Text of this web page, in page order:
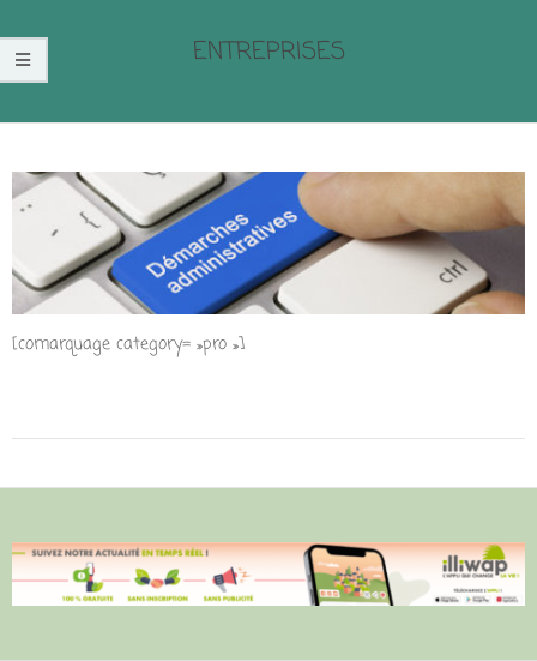
ENTREPRISES
[comarquage category= »pro »]